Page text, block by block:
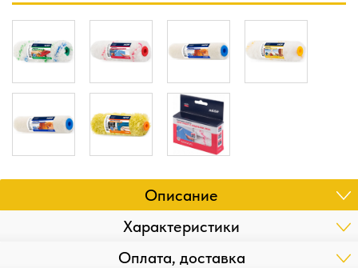
Описание
Характеристики
Оплата, доставка